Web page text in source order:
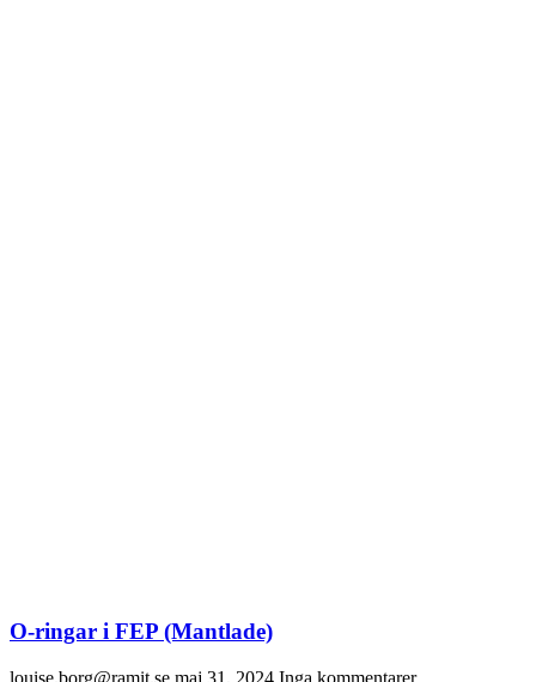
O-ringar i FEP (Mantlade)
louise.borg@ramit.se maj 31, 2024 Inga kommentarer